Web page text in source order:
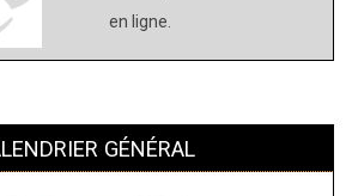
en ligne.
GÉNÉRAL